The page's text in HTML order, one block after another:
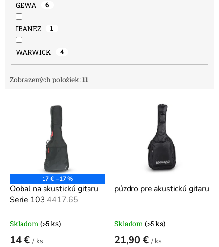
GEWA 6
IBANEZ 1
WARWICK 4
Zobrazených položiek:11
17 € –17 %
Oobal na akustickú gitaru
Serie 103 4417.65
Skladom (>5 ks)
14 € / ks
púzdro pre akustickú gitaru
Skladom (>5 ks)
21,90 € / ks